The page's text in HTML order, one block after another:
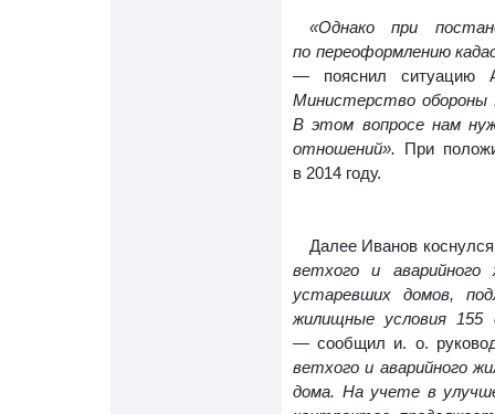
«Однако при
по переоформлению
— пояснил ситуацию
Министерство обороны
В этом вопросе нам
отношений». При
в 2014 году.
Далее Иванов
ветхого и
устаревших домов,
жилищные условия
— сообщил и. о.
ветхого и аварийного
дома. На учете в